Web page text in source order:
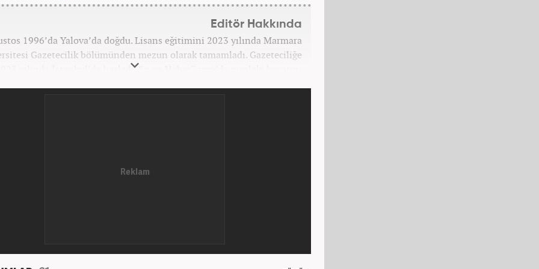
Editör Hakkında
1996’da Yalova’da doğdu. Lisans eğitimini 2023 yılında Marmara
Gazetecilik bölümünden mezun olarak tamamladı. Gazeteciliğe
2023 yılında İstanbul’da başladı. Şu an Haber7.com’da mesleki hayatını